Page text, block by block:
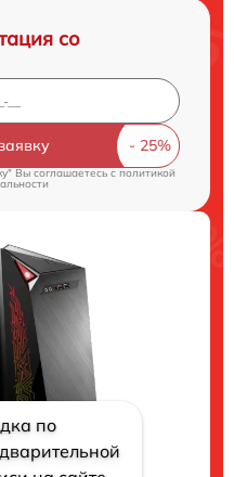
со
Вы соглашаетесь cполитикой
по